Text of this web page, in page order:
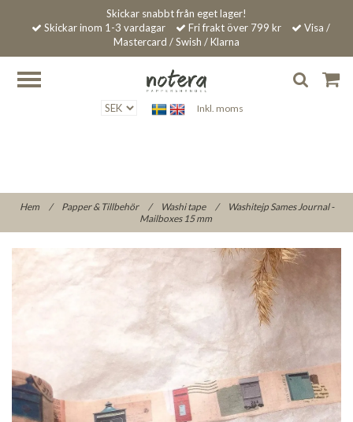
Skickar snabbt från eget lager!
Skickar inom 1-3 vardagar
Fri frakt över 799 kr
Visa /
Mastercard / Swish / Klarna
Inkl. moms
Hem / Papper & Tillbehör / Washi tape /
Washitejp Sames Journal -
Mailboxes 15 mm